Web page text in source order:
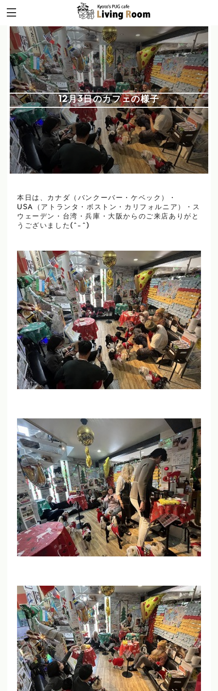
12月3日のカフェの様子
本日は、カナダ（バンクーバー・ケベック）・
USA（アトランタ・ボストン・カリフォルニア）・ス
ウェーデン・台湾・兵庫・大阪からのご来店ありがと
うございました(^-^)